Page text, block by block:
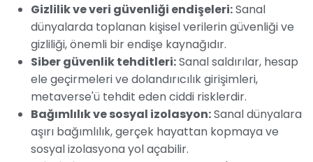
Gizlilik ve veri güvenliği endişeleri:Sanal
dünyalarda toplanan kişisel verilerin güvenliği ve
gizliliği, önemli bir endişe kaynağıdır.
Siber güvenlik tehditleri:Sanal saldırılar, hesap
ele geçirmeleri ve dolandırıcılık girişimleri,
metaverse'ü tehdit eden ciddi risklerdir.
Bağımlılık ve sosyal izolasyon:Sanal dünyalara
aşırı bağımlılık, gerçek hayattan kopmaya ve
sosyal izolasyona yol açabilir.